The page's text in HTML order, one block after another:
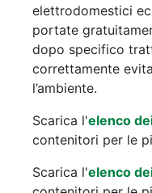
elettrodomestici
portate
dopo specifico
correttamente
l’ambiente.
Scarica l'elenco
contenitori per le
Scarica l'elenco